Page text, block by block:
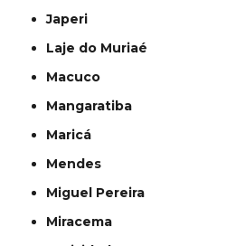
Japeri
Laje do Muriaé
Macuco
Mangaratiba
Maricá
Mendes
Miguel Pereira
Miracema